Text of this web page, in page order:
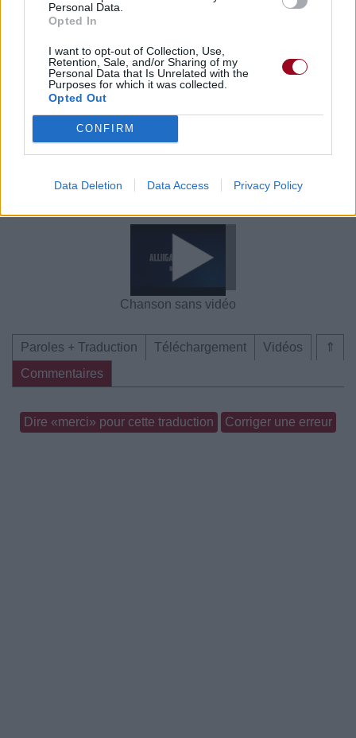
Personal Data.
Opted In
I want to opt-out of Collection, Use,
Retention, Sale, and/or Sharing of my
Personal Data that Is Unrelated with the
Purposes for which it was collected.
Opted Out
CONFIRM
Data Deletion Data Access Privacy Policy
Paroles + Traduction
Voir la vidéo de «ALLIIGATOR
TEARS»
Chanson sans vidéo
⇑
Paroles + Traduction Téléchargement
Vidéos
Commentaires
Dire «merci» pour cette traduction Corriger une erreur